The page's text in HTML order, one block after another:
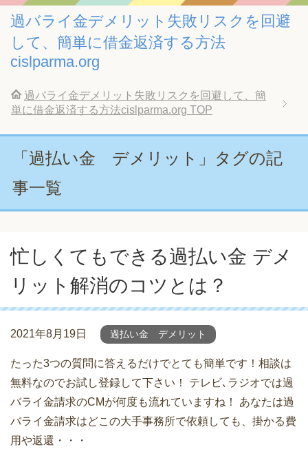
過バライ金デメリット失敗リスクを回避
して、簡単に借金返済する方法
cislparma.org
過バライ金デメリット失敗リスクを回避して、簡
単に借金返済する方法cislparma.org TOP
「過払い金 デメリット」タグの記
事一覧
忙しくてもできる過払い金 デメ
リット解消のコツとは？
2021年8月19日 過払い金 デメリット
たった3つの質問に答えるだけでとても簡単です！相談は
無料なのでお試し登録して下さい！ テレビ､ラジオでは過
バライ金請求のCMが何度も流れていますね！ あなたは過
バライ金請求はどこの大手事務所で依頼しても、掛かる費
用や返還・・・